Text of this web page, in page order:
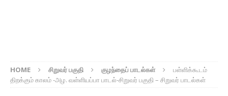
HOME சிறுவர் பகுதி குழந்தைப் பாடல்கள்
பள்ளிக்கூடம்
திறக்கும் காலம் -அழ. வள்ளியப்பா பாடல்-சிறுவர் பகுதி – சிறுவர் பாடல்கள்